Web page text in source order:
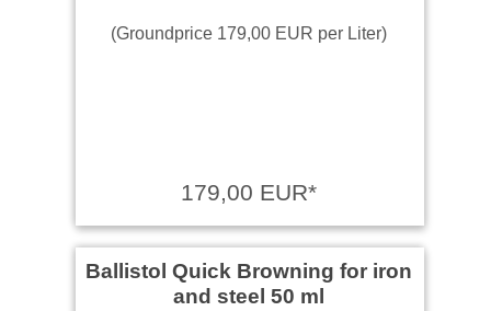
(Groundprice 179,00 EUR per Liter)
179,00 EUR*
Ballistol Quick Browning for iron
and steel 50 ml